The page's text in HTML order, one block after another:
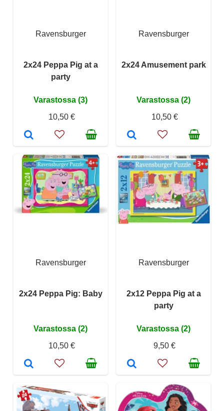
Ravensburger
2x24 Peppa Pig at a
party
Varastossa (3)
10,50 €
Ravensburger
2x24 Amusement park
Varastossa (2)
10,50 €
Ravensburger
2x24 Peppa Pig: Baby
Varastossa (2)
10,50 €
Ravensburger
2x12 Peppa Pig at a
party
Varastossa (2)
9,50 €